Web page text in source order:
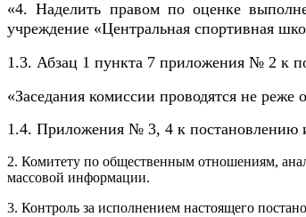
«4. Наделить правом по оценке
учреждение «Центральная спортивная
1.3. Абзац 1 пункта 7 приложения № 2 к
«Заседания комиссии проводятся не реже
1.4. Приложения № 3, 4 к постановлению
2. Комитету по общественным отношениям,
массовой информации.
3. Контроль за исполнением настоящего